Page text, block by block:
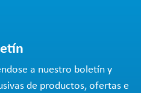
a nuestro boletín y
de productos, ofertas e